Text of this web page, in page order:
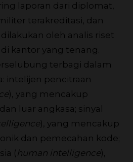
laporan dari diplomat,
terakreditasi, dan
oleh analis riset
kantor yang tenang.
terbagi dalam
intelijen pencitraan
), yang mencakup
luar angkasa; sinyal
), yang mencakup
dan pemecahan kode;
(human intelligence),